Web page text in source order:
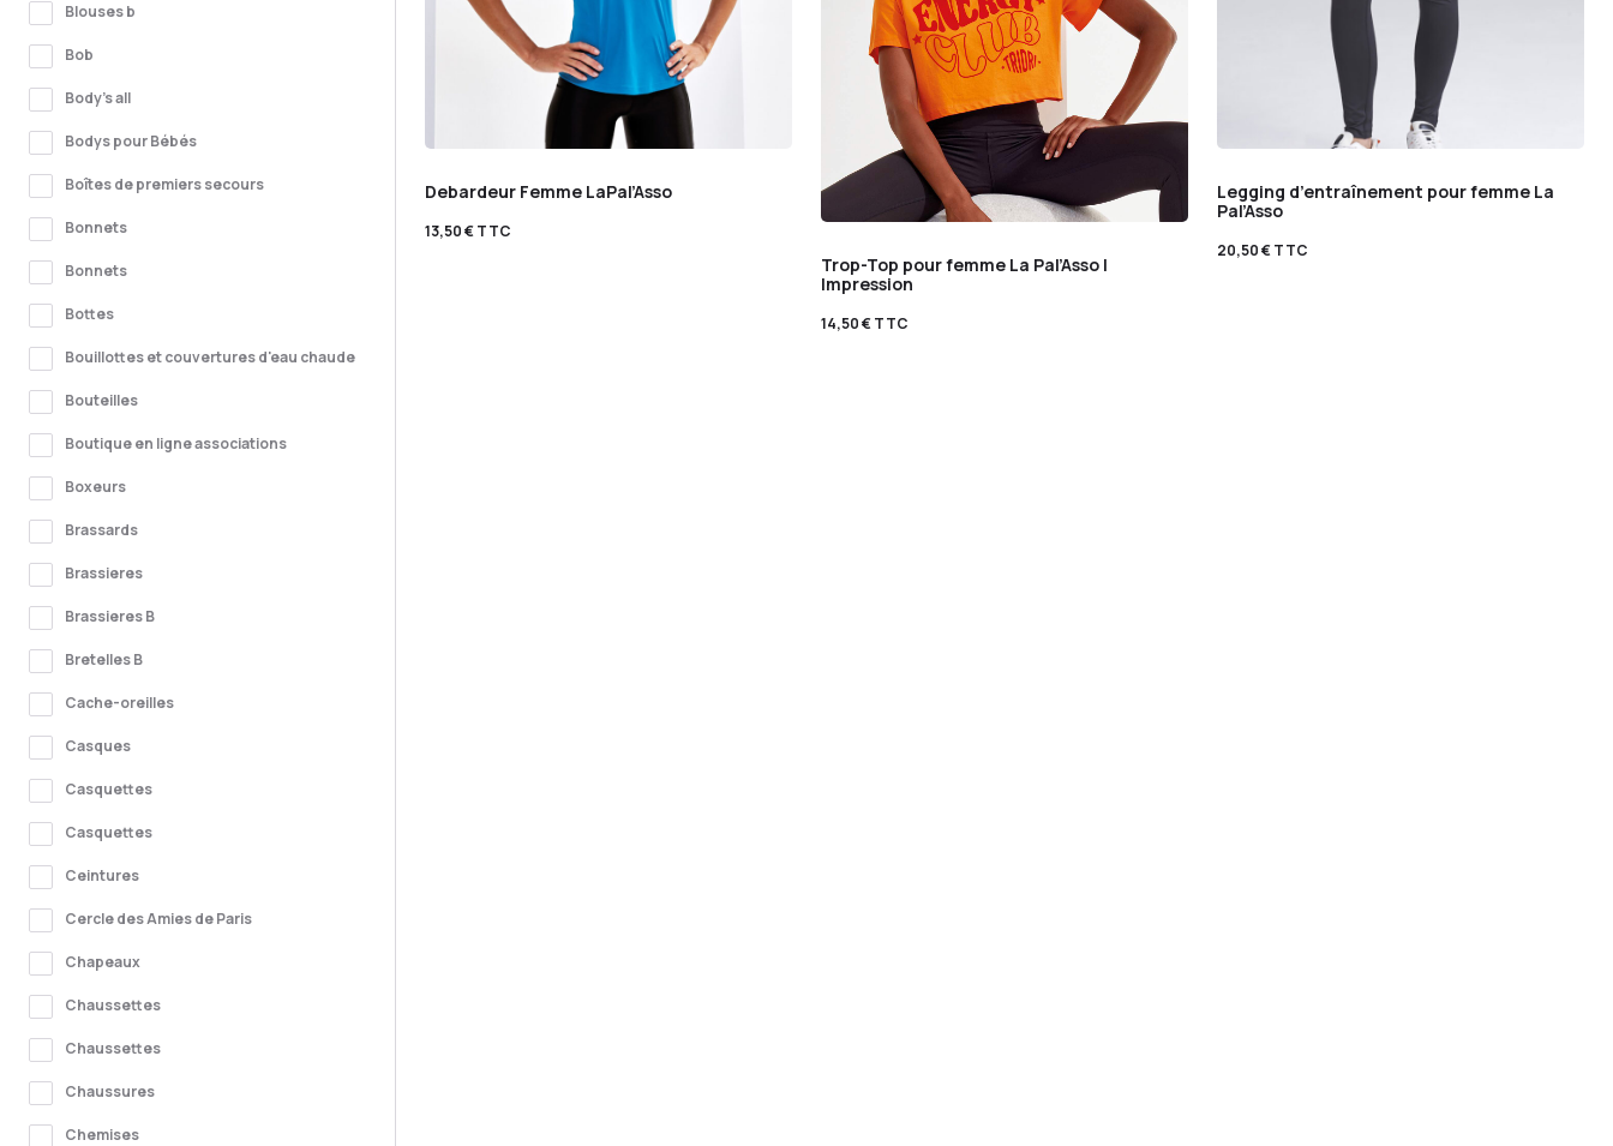
Blouses b
Bob
Body's all
Bodys pour Bébés
Boîtes de premiers secours
Bonnets
Bonnets
Bottes
Bouillottes et couvertures d'eau chaude
Bouteilles
Boutique en ligne associations
Boxeurs
Brassards
Brassieres
Brassieres B
Bretelles B
Cache-oreilles
Casques
Casquettes
Casquettes
Ceintures
Cercle des Amies de Paris
Chapeaux
Chaussettes
Chaussettes
Chaussures
Chemises
Debardeur Femme LaPal’Asso
13,50€TTC
Trop-Top pour femme La Pal’Asso |
Impression
14,50€TTC
Legging d’entraînement pour femme La
Pal’Asso
20,50€TTC